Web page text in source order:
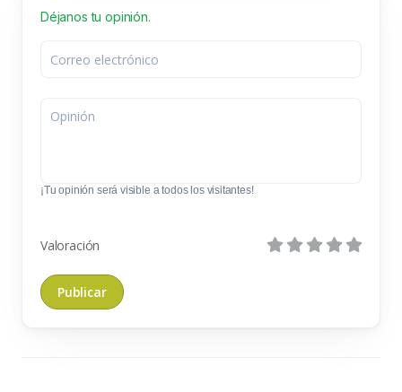
Déjanos tu opinión.
¡Tu opinión será visible a todos los visitantes!
Valoración